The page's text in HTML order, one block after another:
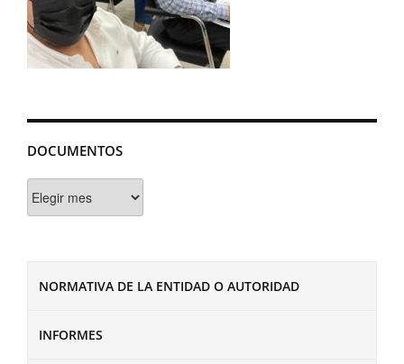
DOCUMENTOS
NORMATIVA DE LA ENTIDAD O AUTORIDAD
INFORMES